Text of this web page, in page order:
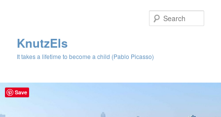
KnutzEls
It takes a lifetime to become a child (Pablo Picasso)
Save